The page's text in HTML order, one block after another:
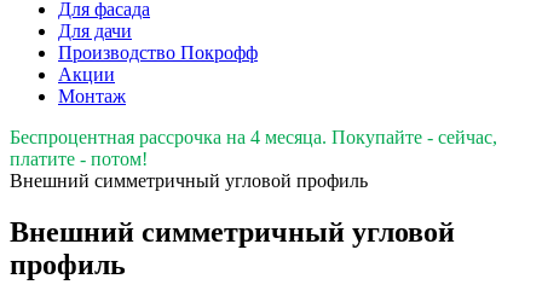
Для фасада
Для дачи
Производство Покрофф
Акции
Монтаж
Беспроцентная рассрочка на 4 месяца. Покупайте - сейчас,
платите - потом!
Внешний симметричный угловой профиль
Внешний симметричный угловой
профиль